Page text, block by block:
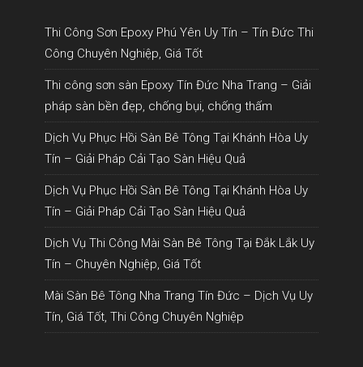
Thi Công Sơn Epoxy Phú Yên Uy Tín – Tín Đức Thi
Công Chuyên Nghiệp, Giá Tốt
Thi công sơn sàn Epoxy Tín Đức Nha Trang – Giải
pháp sàn bền đẹp, chống bụi, chống thấm
Dịch Vụ Phục Hồi Sàn Bê Tông Tại Khánh Hòa Uy
Tín – Giải Pháp Cải Tạo Sàn Hiệu Quả
Dịch Vụ Phục Hồi Sàn Bê Tông Tại Khánh Hòa Uy
Tín – Giải Pháp Cải Tạo Sàn Hiệu Quả
Dịch Vụ Thi Công Mài Sàn Bê Tông Tại Đắk Lắk Uy
Tín – Chuyên Nghiệp, Giá Tốt
Mài Sàn Bê Tông Nha Trang Tín Đức – Dịch Vụ Uy
Tín, Giá Tốt, Thi Công Chuyên Nghiệp